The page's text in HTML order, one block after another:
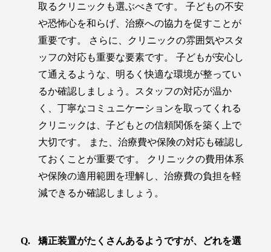
取るクリニックも選ぶべきです。 子どもの不安
や恐怖心を和らげ、治療への協力を促すことが
重要です。 さらに、クリニックの雰囲気やスタ
ッフの対応も重要な要素です。 子どもが安心し
て通えるような、明るく快適な環境が整ってい
るか確認しましょう。スタッフの対応が温か
く、丁寧なコミュニケーションを取ってくれる
クリニックは、子どもとの信頼関係を築く上で
大切です。 また、治療費や保険の対応も確認し
ておくことが重要です。 クリニックの費用体系
や保険の適用範囲を理解し、治療費の負担を軽
減できるか確認しましょう。
矯正装置がたくさんあるようですが、どれを選